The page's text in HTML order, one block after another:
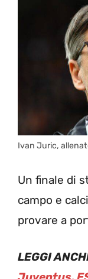
Ivan Juric,
Un finale di
campo e
provare a
LEGGI